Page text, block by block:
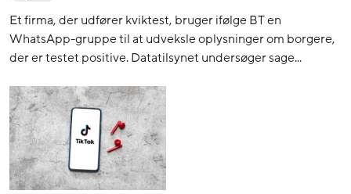
Et firma, der udfører kviktest, bruger ifølge BT en
WhatsApp-gruppe til at udveksle oplysninger om borgere,
der er testet positive. Datatilsynet undersøger sage...